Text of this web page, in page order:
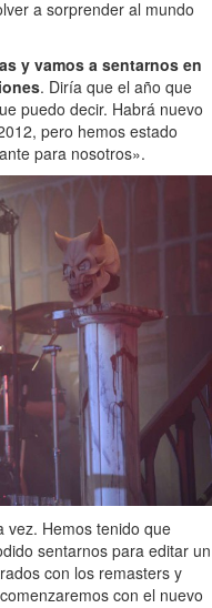
a sorprender al mundo
y vamos a sentarnos en
. Diría que el año que
puedo decir. Habrá nuevo
pero hemos estado
para nosotros».
vez. Hemos tenido que
sentarnos para editar un
con los remasters y
con el nuevo